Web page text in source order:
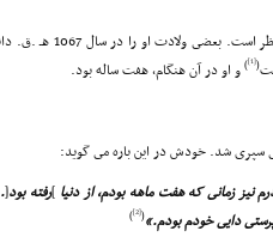
نویسنده «الکنى و
(
[1]
)و او در آن هنگام، هفت ساله بود.
سپرى شد. خودش در این باره مى گوید:
زمانى که هفت ماهه بودم، از دنیا ]رفته بود[
.
دایى خودم بودم.»(
[2]
)